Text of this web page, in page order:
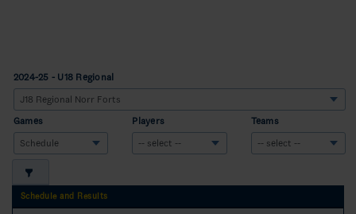
2024-25 - U18 Regional
Games Players Teams
Schedule and Results